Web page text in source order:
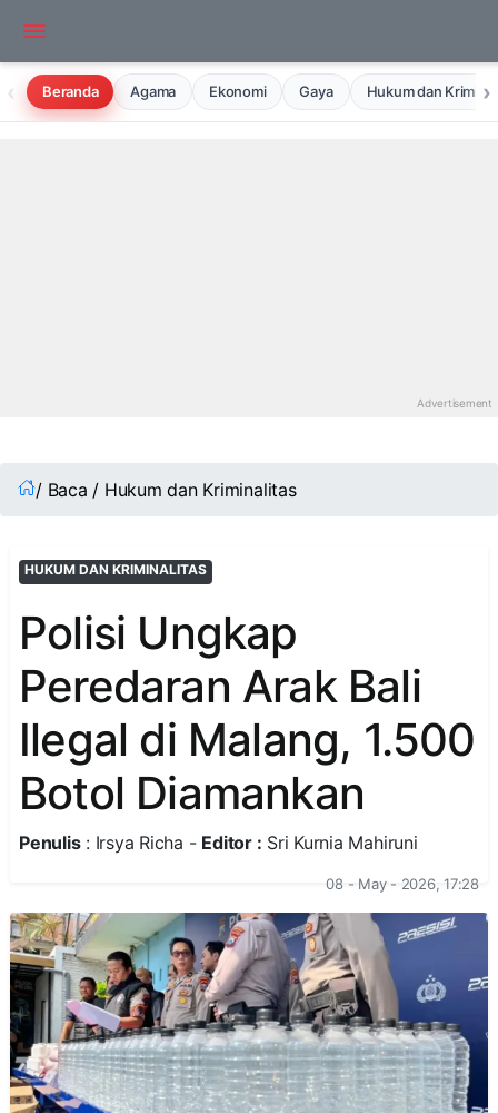
‹ Beranda Agama Ekonomi Gaya Hukum dan ›
/ Baca / Hukum dan Kriminalitas
HUKUM DAN KRIMINALITAS
Polisi Ungkap
Peredaran Arak Bali
Ilegal di Malang, 1.500
Botol Diamankan
Penulis: Irsya Richa - Editor : Sri Kurnia Mahiruni
08 - May - 2026, 17:28